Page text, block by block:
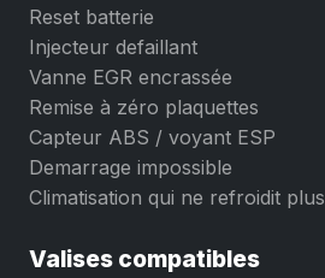
Reset batterie
Injecteur defaillant
Vanne EGR encrassée
Remise à zéro plaquettes
Capteur ABS / voyant ESP
Demarrage impossible
Climatisation qui ne refroidit plus
Valises compatibles